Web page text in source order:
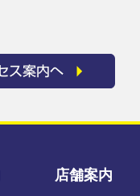
店舗案内